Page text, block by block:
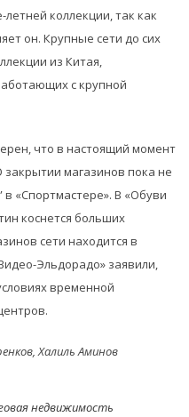
коллекции, так как
он. Крупные сети до сих
из Китая,
с крупной
что в настоящий момент
закрытии магазинов пока не
«Спортмастере». В «Обуви
коснется больших
сети находится в
Эльдорадо» заявили,
временной
Халиль Аминов
недвижимость